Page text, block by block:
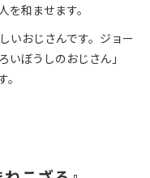
和ませます。
いおじさんです。ジョー
いぼうしのおじさん」